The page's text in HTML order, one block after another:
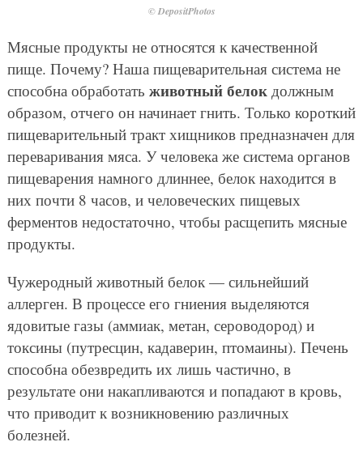
© DepositPhotos
Мясные продукты не относятся к качественной
пище. Почему? Наша пищеварительная система не
способна обработать животный белокдолжным
образом, отчего он начинает гнить. Только короткий
пищеварительный тракт хищников предназначен для
переваривания мяса. У человека же система органов
пищеварения намного длиннее, белок находится в
них почти 8 часов, и человеческих пищевых
ферментов недостаточно, чтобы расщепить мясные
продукты.
Чужеродный животный белок — сильнейший
аллерген. В процессе его гниения выделяются
ядовитые газы (аммиак, метан, сероводород) и
токсины (путресцин, кадаверин, птомаины). Печень
способна обезвредить их лишь частично, в
результате они накапливаются и попадают в кровь,
что приводит к возникновению различных
болезней.